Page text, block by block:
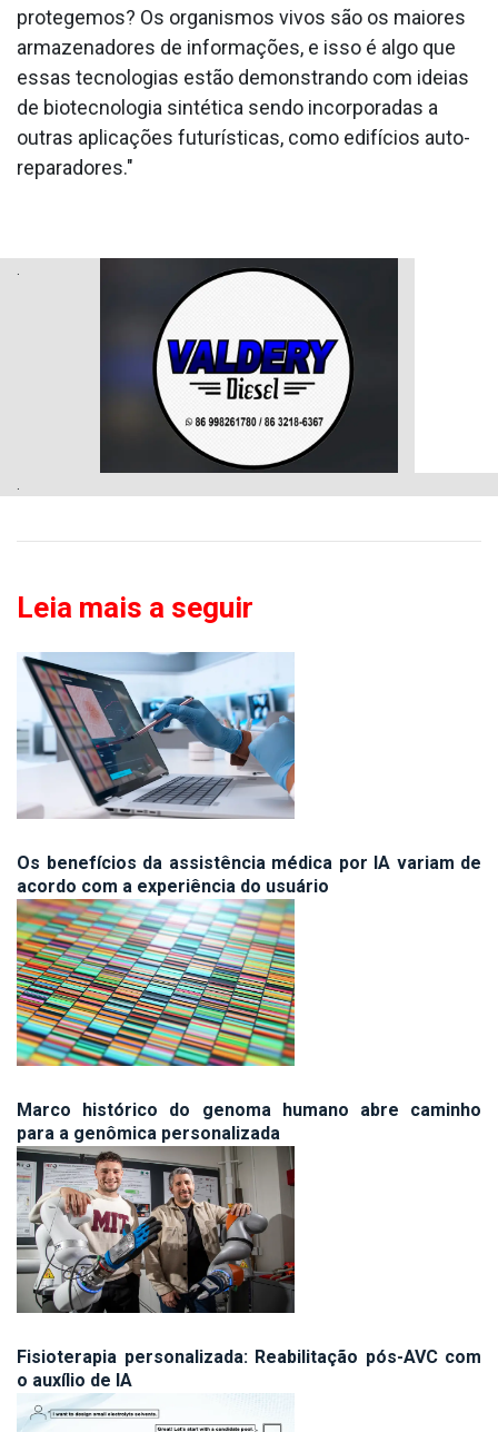
protegemos? Os organismos vivos são os maiores
armazenadores de informações, e isso é algo que
essas tecnologias estão demonstrando com ideias
de biotecnologia sintética sendo incorporadas a
outras aplicações futurísticas, como edifícios auto-
reparadores."
Leia mais a seguir
Os benefícios da assistência médica por IA variam de
acordo com a experiência do usuário
Marco histórico do genoma humano abre caminho
para a genômica personalizada
Fisioterapia personalizada: Reabilitação pós-AVC com
o auxílio de IA